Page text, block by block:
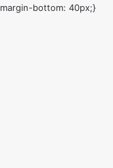
margin-bottom: 40px;}